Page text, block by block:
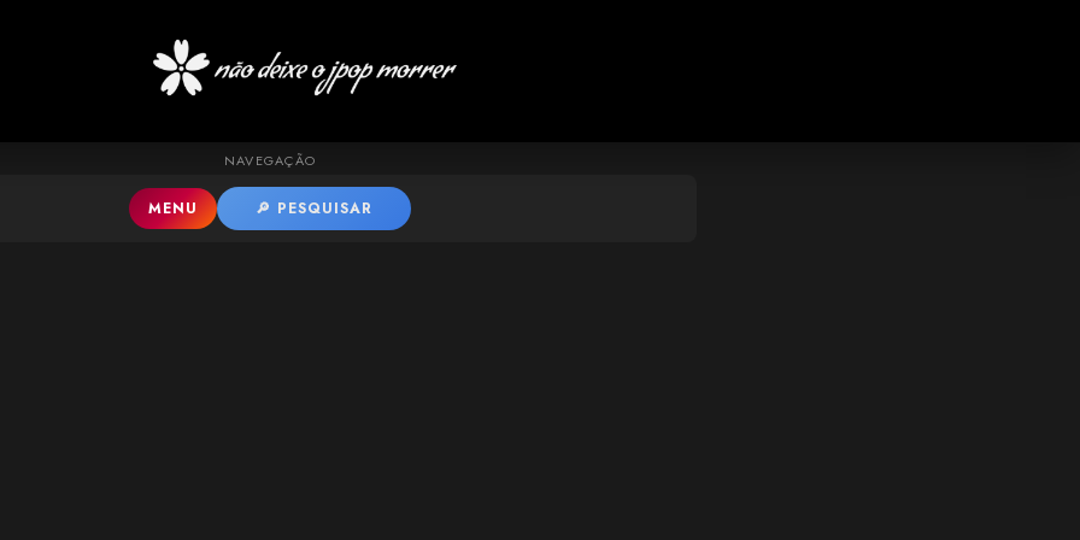
Pular para o conteúdo principal
NAVEGAÇÃO
MENU 🔎 PESQUISAR